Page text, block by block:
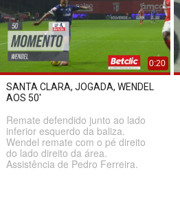
0:20
SANTA CLARA, JOGADA, WENDEL
AOS 50'
Remate defendido junto ao lado
inferior esquerdo da baliza.
Wendel remate com o pé direito
do lado direito da área.
Assistência de Pedro Ferreira.